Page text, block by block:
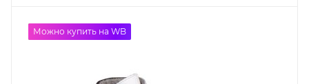
до -50%
Можно купить на WB